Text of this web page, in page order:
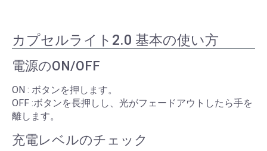
カプセルライト2.0 基本の使い方
電源のON/OFF
ON : ボタンを押します。
OFF :ボタンを長押しし、光がフェードアウトしたら手を
離します。
充電レベルのチェック